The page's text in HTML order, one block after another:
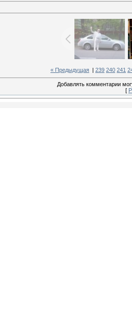
« Предыдущая 239 240 241
Добавлять комментарии
[